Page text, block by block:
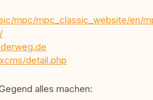
mpc/mpc_classic_website/en/
detail.php
alles machen: